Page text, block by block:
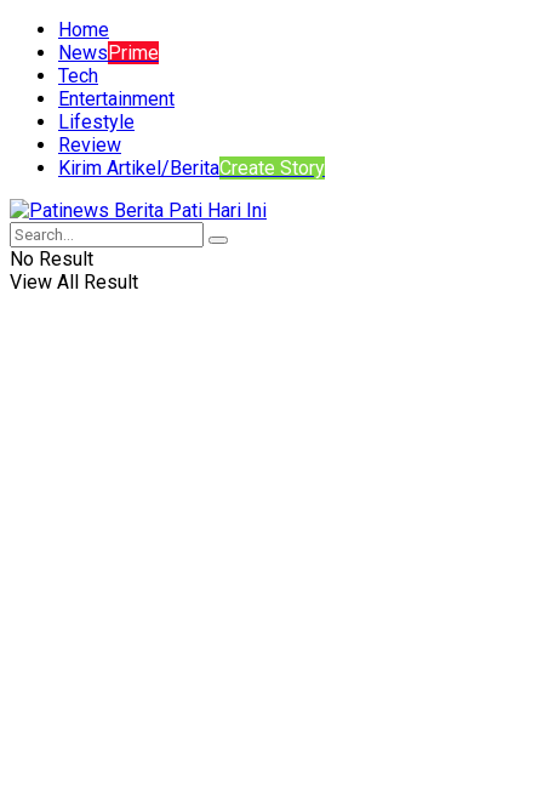
Home
NewsPrime
Tech
Entertainment
Lifestyle
Review
Kirim Artikel/BeritaCreate Story
No Result
View All Result